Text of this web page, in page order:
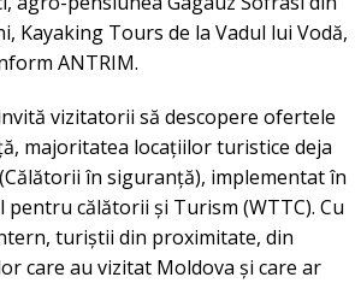
Kayaking Tours de la Vadul lui Vodă,
ANTRIM.
vizitatorii să descopere ofertele
majoritatea locațiilor turistice deja
în siguranță), implementat în
călătorii și Turism (WTTC). Cu
turiștii din proximitate, din
care au vizitat Moldova și care ar